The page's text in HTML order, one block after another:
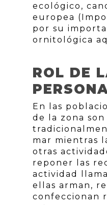
ecológico,
europea
por su
ornitológica
ROL DE
En las
de la zona
mar mientras
otras
reponer las
actividad
ellas arman,
confeccionan